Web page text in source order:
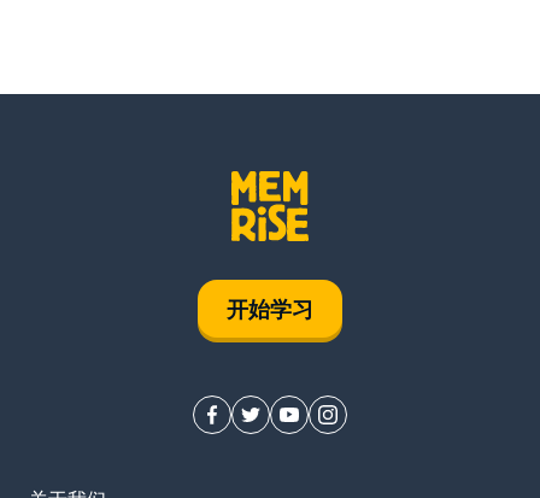
开始学习